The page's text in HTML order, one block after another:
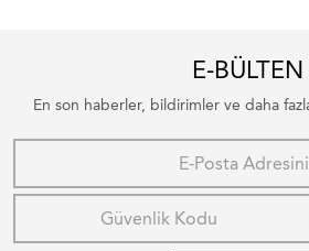
E-BÜLTEN
En son haberler, bildirimler ve daha